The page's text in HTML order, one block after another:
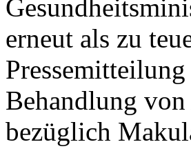
erneut als zu
Behandlung
bezüglich